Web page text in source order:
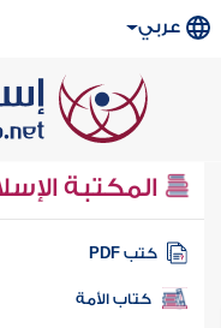
عربي
المكتبة
كتب PDF